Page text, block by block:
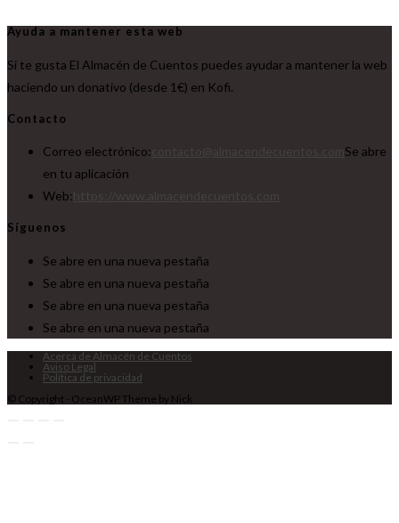
Ayuda a mantener esta web
Si te gusta El Almacén de Cuentos puedes ayudar a mantener la web
haciendo un donativo (desde 1€) en Kofi.
Contacto
Correo electrónico:
Se abre
en tu aplicación
Web:
Síguenos
Se abre en una nueva pestaña
Se abre en una nueva pestaña
Se abre en una nueva pestaña
Se abre en una nueva pestaña
Acerca de Almacén de Cuentos
Aviso Legal
Política de privacidad
© Copyright - OceanWP Theme by Nick